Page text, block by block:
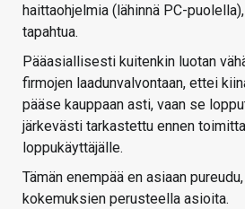
haittaohjelmia (lähinnä PC-
tapahtua.
Pääasiallisesti kuitenkin luotan
firmojen laadunvalvontaan, ettei
pääse kauppaan asti, vaan se
järkevästi tarkastettu ennen
loppukäyttäjälle.
Tämän enempää en asiaan
kokemuksien perusteella asioita.